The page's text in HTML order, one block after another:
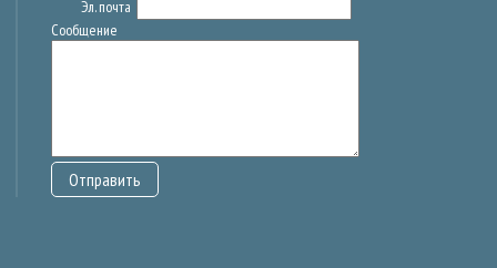
Эл. почта
Сообщение